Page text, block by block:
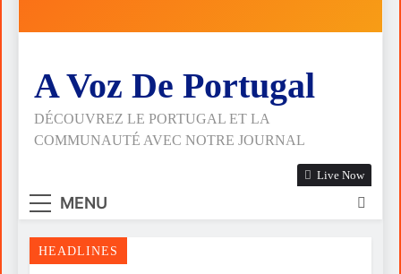
A
Verstappen
à
Vitória
A
FALÁCIA
DA
TÁTICA
DE
RELIGIÃO
Nasce
Artenorte
A Voz De Portugal
DÉCOUVREZ LE PORTUGAL ET LA
COMMUNAUTÉ AVEC NOTRE JOURNAL
MENU
Live Now
HEADLINES